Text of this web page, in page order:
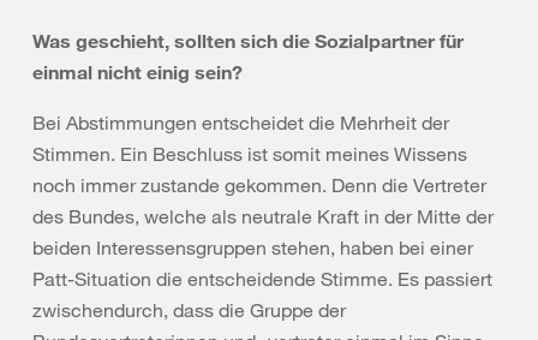
Was geschieht, sollten sich die Sozialpartner für
einmal nicht einig sein?
Bei Abstimmungen entscheidet die Mehrheit der
Stimmen. Ein Beschluss ist somit meines Wissens
noch immer zustande gekommen. Denn die Vertreter
des Bundes, welche als neutrale Kraft in der Mitte der
beiden Interessensgruppen stehen, haben bei einer
Patt-Situation die entscheidende Stimme. Es passiert
zwischendurch, dass die Gruppe der